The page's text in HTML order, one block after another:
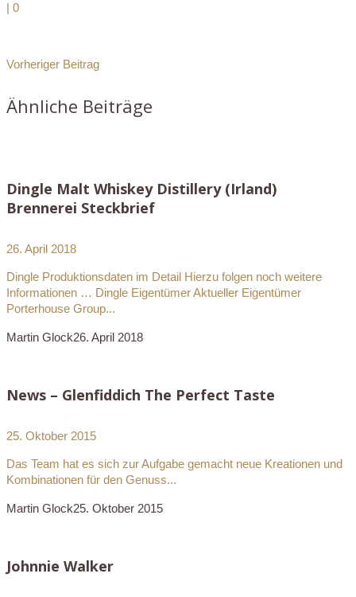
| 0
Vorheriger Beitrag
Ähnliche Beiträge
Dingle Malt Whiskey Distillery (Irland)
Brennerei Steckbrief
26. April 2018
Dingle Produktionsdaten im Detail Hierzu folgen noch weitere
Informationen … Dingle Eigentümer Aktueller Eigentümer
Porterhouse Group...
Martin Glock26. April 2018
News – Glenfiddich The Perfect Taste
25. Oktober 2015
Das Team hat es sich zur Aufgabe gemacht neue Kreationen und
Kombinationen für den Genuss...
Martin Glock25. Oktober 2015
Johnnie Walker